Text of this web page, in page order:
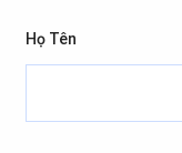
Họ Tên